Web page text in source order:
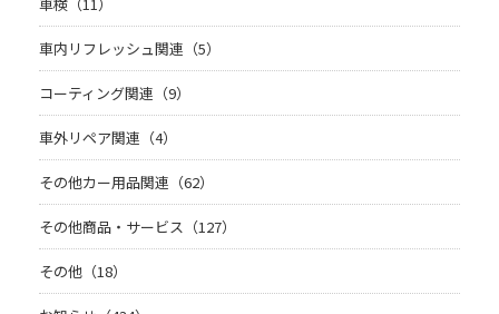
車内リフレッシュ関連（5）
コーティング関連（9）
車外リペア関連（4）
その他カー用品関連（62）
その他商品・サービス（127）
その他（18）